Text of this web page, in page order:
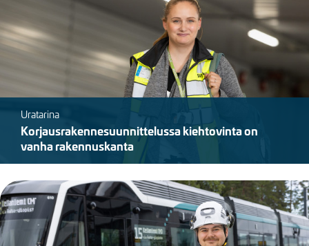
Uratarina
Korjausrakennesuunnittelussa kiehtovinta on
vanha rakennuskanta
Kuva